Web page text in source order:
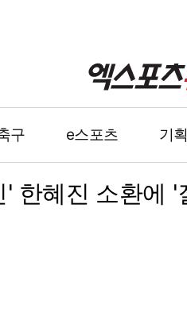
구 e스포츠 기획
한혜진 소환에